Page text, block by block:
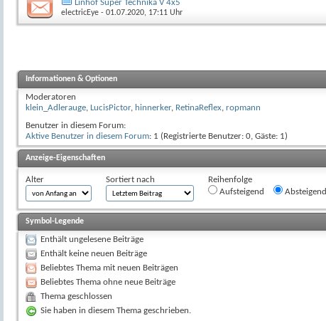
Linhof Super Technika V 4x5
electricEye - 01.07.2020, 17:11 Uhr
Informationen & Optionen
Moderatoren
klein_Adlerauge, LucisPictor, hinnerker, RetinaReflex, ropmann
Benutzer in diesem Forum:
Aktive Benutzer in diesem Forum: 1 (Registrierte Benutzer: 0, Gäste: 1)
Anzeige-Eigenschaften
Alter Sortiert nach
Reihenfolge
Aufsteigend
Absteigend
Symbol-Legende
Enthält ungelesene Beiträge
Enthält keine neuen Beiträge
Beliebtes Thema mit neuen Beiträgen
Beliebtes Thema ohne neue Beiträge
Thema geschlossen
Sie haben in diesem Thema geschrieben.